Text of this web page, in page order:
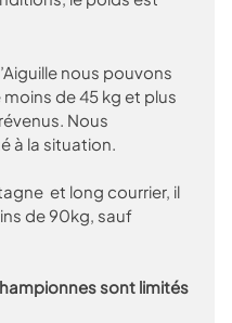
nous pouvons
de 45 kg et plus
Nous
à la situation.
et long courrier, il
de 90kg, sauf
sont limités